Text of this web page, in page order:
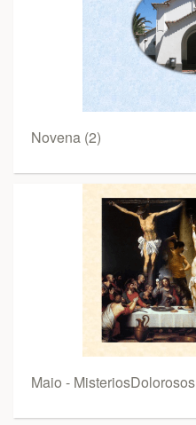
Novena (2)
Maio - MisteriosDolorosos